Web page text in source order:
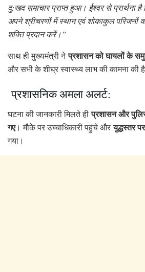
दु:खद समाचार प्राप्त हुआ। ईश्वर से प्रार्थना
अपने श्रीचरणों में स्थान एवं शोकाकुल परिजनों
शक्ति प्रदान करें।”
साथ ही मुख्यमंत्री नेप्रशासन को घायलों के
और सभी के शीघ्र स्वास्थ्य लाभ की कामना की
प्रशासनिक अमला अलर्ट:
घटना की जानकारी मिलते हीप्रशासन और
गए। मौके पर उच्चाधिकारी पहुंचे औरयुद्धस्तर
गया।